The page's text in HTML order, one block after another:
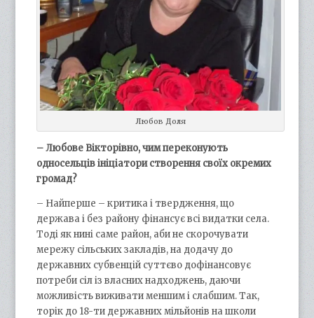
Любов Доля
– Любове Вікторівно, чим переконують
односельців ініціатори створення своїх окремих
громад?
– Найперше – критика і твердження, що
держава і без району фінансує всі видатки села.
Тоді як нині саме район, аби не скорочувати
мережу сільських закладів, на додачу до
державних субвенцій суттєво дофінансовує
потреби сіл із власних надходжень, даючи
можливість виживати меншим і слабшим. Так,
торік до 18-ти державних мільйонів на школи